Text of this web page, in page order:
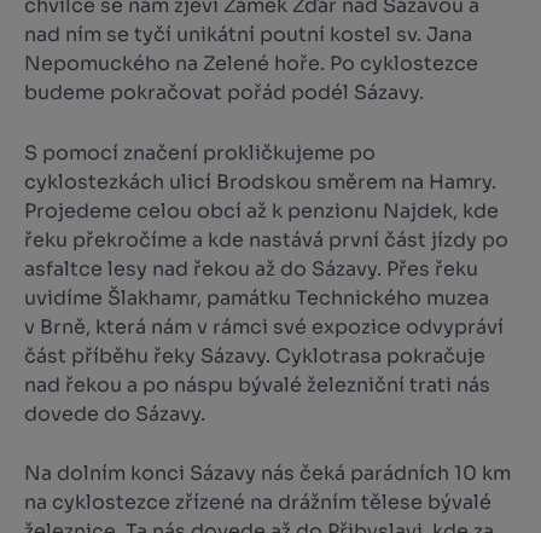
chvilce se nám zjeví Zámek Žďár nad Sázavou a
nad ním se tyčí unikátní poutní kostel sv. Jana
Nepomuckého na Zelené hoře. Po cyklostezce
budeme pokračovat pořád podél Sázavy.
S pomocí značení prokličkujeme po
cyklostezkách ulicí Brodskou směrem na Hamry.
Projedeme celou obcí až k penzionu Najdek, kde
řeku překročíme a kde nastává první část jízdy po
asfaltce lesy nad řekou až do Sázavy. Přes řeku
uvidíme Šlakhamr, památku Technického muzea
v Brně, která nám v rámci své expozice odvypráví
část příběhu řeky Sázavy. Cyklotrasa pokračuje
nad řekou a po náspu bývalé železniční trati nás
dovede do Sázavy.
Na dolním konci Sázavy nás čeká parádních 10 km
na cyklostezce zřízené na drážním tělese bývalé